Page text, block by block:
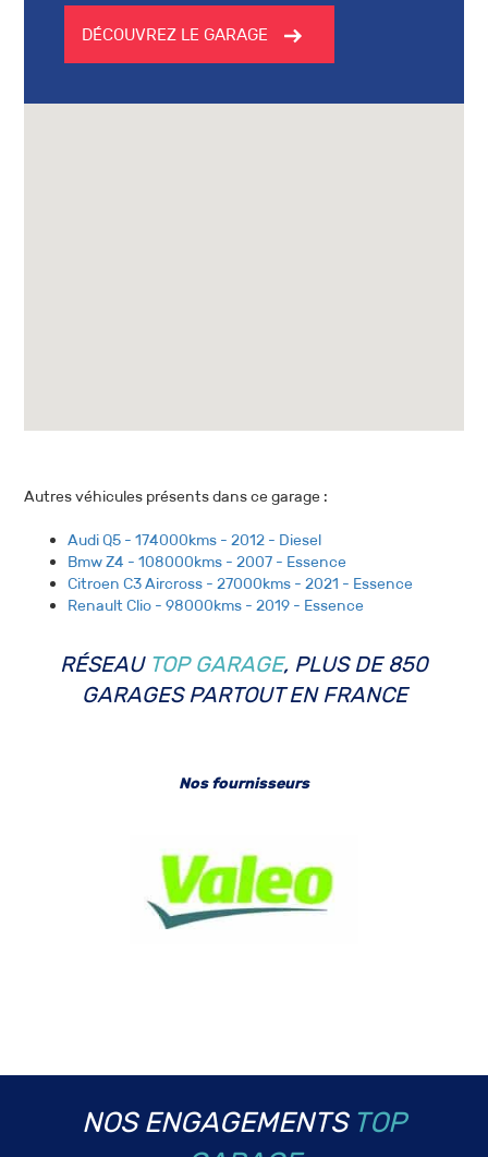
DÉCOUVREZ LE GARAGE
Autres véhicules présents dans ce garage :
Audi Q5 - 174000kms - 2012 - Diesel
Bmw Z4 - 108000kms - 2007 - Essence
Citroen C3 Aircross - 27000kms - 2021 - Essence
Renault Clio - 98000kms - 2019 - Essence
RÉSEAU TOP GARAGE, PLUS DE 850
GARAGES PARTOUT EN FRANCE
Nos fournisseurs
NOS ENGAGEMENTS TOP